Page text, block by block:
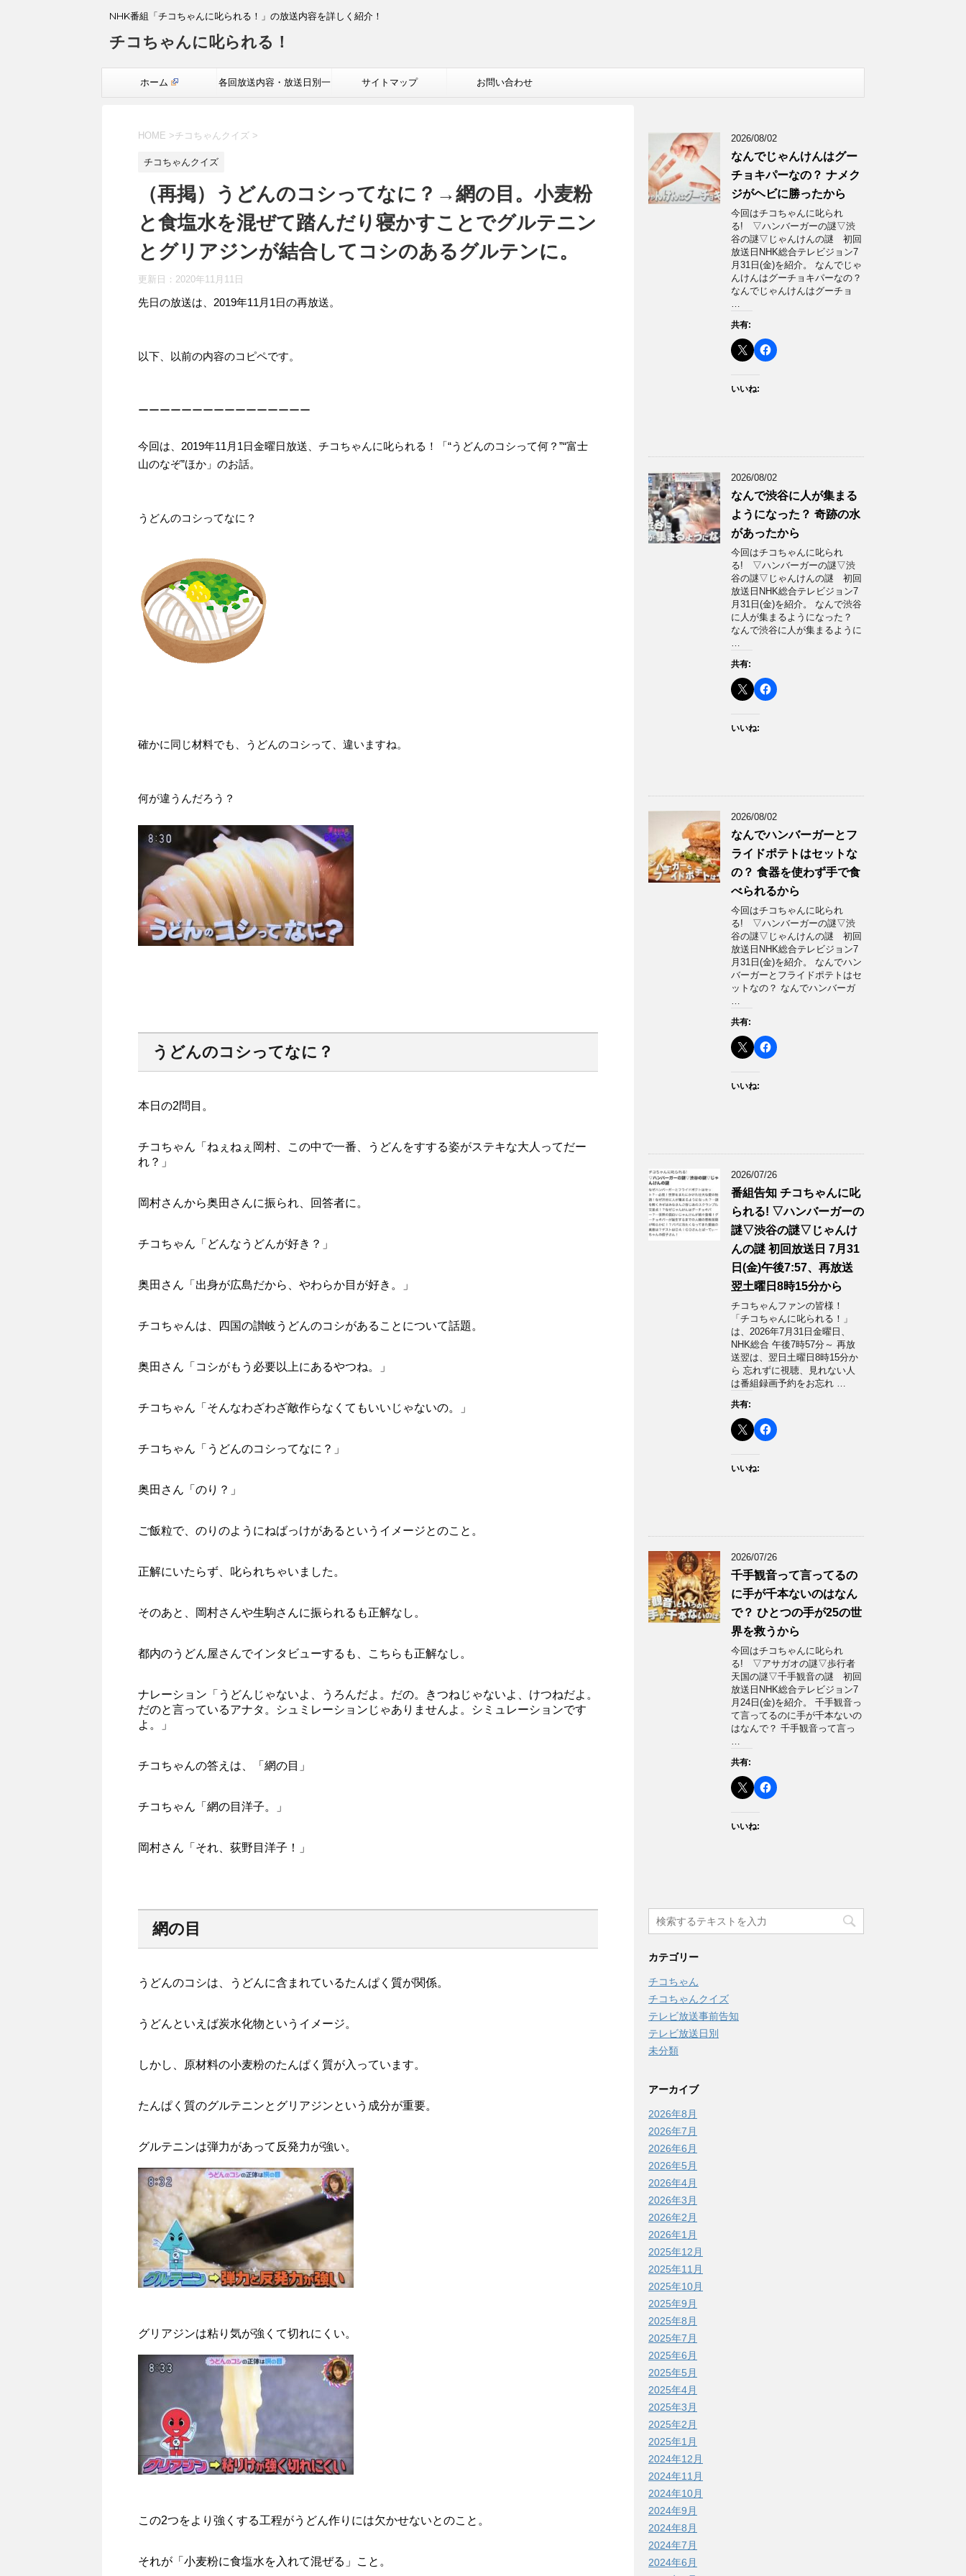
NHK番組「チコちゃんに叱られる！」の放送内容を詳しく紹介！
チコちゃんに叱られる！
ホーム 各回放送内容・放送日別一 サイトマップ お問い合わせ
HOME >チコちゃんクイズ >
チコちゃんクイズ
（再掲）うどんのコシってなに？→網の目。小麦粉
と食塩水を混ぜて踏んだり寝かすことでグルテニン
とグリアジンが結合してコシのあるグルテンに。
更新日： 2020年11月11日
先日の放送は、2019年11月1日の再放送。
以下、以前の内容のコピペです。
ーーーーーーーーーーーーーーーー
今回は、2019年11月1日金曜日放送、チコちゃんに叱られる！「“うどんのコシって何？”“富士
山のなぞ”ほか」のお話。
うどんのコシってなに？
確かに同じ材料でも、うどんのコシって、違いますね。
何が違うんだろう？
うどんのコシってなに？
本日の2問目。
チコちゃん「ねぇねぇ岡村、この中で一番、うどんをすする姿がステキな大人ってだー
れ？」
岡村さんから奥田さんに振られ、回答者に。
チコちゃん「どんなうどんが好き？」
奥田さん「出身が広島だから、やわらか目が好き。」
チコちゃんは、四国の讃岐うどんのコシがあることについて話題。
奥田さん「コシがもう必要以上にあるやつね。」
チコちゃん「そんなわざわざ敵作らなくてもいいじゃないの。」
チコちゃん「うどんのコシってなに？」
奥田さん「のり？」
ご飯粒で、のりのようにねばっけがあるというイメージとのこと。
正解にいたらず、叱られちゃいました。
そのあと、岡村さんや生駒さんに振られるも正解なし。
都内のうどん屋さんでインタビューするも、こちらも正解なし。
ナレーション「うどんじゃないよ、うろんだよ。だの。きつねじゃないよ、けつねだよ。
だのと言っているアナタ。シュミレーションじゃありませんよ。シミュレーションです
よ。」
チコちゃんの答えは、「網の目」
チコちゃん「網の目洋子。」
岡村さん「それ、荻野目洋子！」
網の目
うどんのコシは、うどんに含まれているたんぱく質が関係。
うどんといえば炭水化物というイメージ。
しかし、原材料の小麦粉のたんぱく質が入っています。
たんぱく質のグルテニンとグリアジンという成分が重要。
グルテニンは弾力があって反発力が強い。
グリアジンは粘り気が強くて切れにくい。
この2つをより強くする工程がうどん作りには欠かせないとのこと。
それが「小麦粉に食塩水を入れて混ぜる」こと。
2026/08/02
なんでじゃんけんはグー
チョキパーなの？ ナメク
ジがヘビに勝ったから
今回はチコちゃんに叱られ
る! ▽ハンバーガーの謎▽渋
谷の謎▽じゃんけんの謎 初回
放送日NHK総合テレビジョン7
月31日(金)を紹介。 なんでじゃ
んけんはグーチョキパーなの？
なんでじゃんけんはグーチョ
…
共有:
いいね:
2026/08/02
なんで渋谷に人が集まる
ようになった？ 奇跡の水
があったから
今回はチコちゃんに叱られ
る! ▽ハンバーガーの謎▽渋
谷の謎▽じゃんけんの謎 初回
放送日NHK総合テレビジョン7
月31日(金)を紹介。 なんで渋谷
に人が集まるようになった？
なんで渋谷に人が集まるように
…
共有:
いいね:
2026/08/02
なんでハンバーガーとフ
ライドポテトはセットな
の？ 食器を使わず手で食
べられるから
今回はチコちゃんに叱られ
る! ▽ハンバーガーの謎▽渋
谷の謎▽じゃんけんの謎 初回
放送日NHK総合テレビジョン7
月31日(金)を紹介。 なんでハン
バーガーとフライドポテトはセ
ットなの？ なんでハンバーガ
…
共有:
いいね:
2026/07/26
番組告知 チコちゃんに叱
られる! ▽ハンバーガーの
謎▽渋谷の謎▽じゃんけ
んの謎 初回放送日 7月31
日(金)午後7:57、再放送
翌土曜日8時15分から
チコちゃんファンの皆様！
「チコちゃんに叱られる！」​
は、2026年7月31日金曜日、
NHK総合 午後7時57分～ 再放
送翌は、翌日土曜日8時15分か
ら 忘れずに視聴、見れない人
は番組録画予約をお忘れ …
共有:
いいね:
2026/07/26
千手観音って言ってるの
に手が千本ないのはなん
で？ ひとつの手が25の世
界を救うから
今回はチコちゃんに叱られ
る! ▽アサガオの謎▽歩行者
天国の謎▽千手観音の謎 初回
放送日NHK総合テレビジョン7
月24日(金)を紹介。 千手観音っ
て言ってるのに手が千本ないの
はなんで？ 千手観音って言っ
…
共有:
いいね:
カテゴリー
チコちゃん
チコちゃんクイズ
テレビ放送事前告知
テレビ放送日別
未分類
アーカイブ
2026年8月
2026年7月
2026年6月
2026年5月
2026年4月
2026年3月
2026年2月
2026年1月
2025年12月
2025年11月
2025年10月
2025年9月
2025年8月
2025年7月
2025年6月
2025年5月
2025年4月
2025年3月
2025年2月
2025年1月
2024年12月
2024年11月
2024年10月
2024年9月
2024年8月
2024年7月
2024年6月